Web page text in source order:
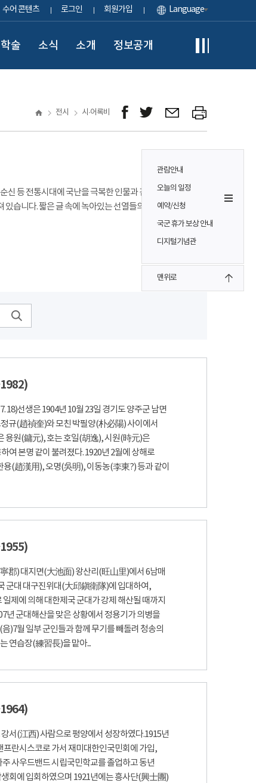
수어 콘텐츠 로그인 회원가입 Language
학술 소식 소개 정보공개
관람안내
오늘의 일정
예약/신청
국군 휴가 보상 안내
디지털기념관
맨위로
전시 시·어록비
신 등 전통시대에 국난을 극복한 인물과 김구 등 일제
습니다. 짧은 글 속에 녹아있는 선열들의 숭고한 희생과
18)선생은 1904년 10월 23일 경기도 양주군 남면
규(趙禎奎)와 모친 박필양(朴必陽) 사이에서
용원(鏞元), 호는 호일(胡逸), 시원(時元)은
여 본명 같이 불려졌다. 1920년 2월에 상해로
용(趙漢用), 오명(吳明), 이동농(李東?) 등과 같이
郡) 대지면(大池面) 왕산리(旺山里)에서 6남매
군대 대구진위대(大邱鎭衛隊)에 입대하여,
제에 의해 대한제국 군대가 강제 해산될 때까지
년 군대해산을 맞은 상황에서 정용기가 의병을
)7월 일부 군인들과 함께 무기를 빼돌려 청송의
연습장(練習長)을 맡아...
서(江西) 사람으로 평양에서 성장하였다.1915년
프란시스코로 가서 재미대한인국민회에 가입,
사우드밴드 시립국민학교를 졸업하고 동년
회에 입회하였으며 1921년에는 흥사단(興士團)